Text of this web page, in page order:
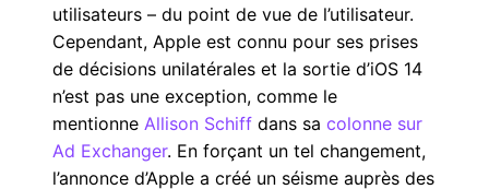
utilisateurs – du point de vue de l’utilisateur.
Cependant, Apple est connu pour ses prises
de décisions unilatérales et la sortie d’iOS 14
n’est pas une exception, comme le
mentionne Allison Schiff dans sa colonne sur
Ad Exchanger. En forçant un tel changement,
l’annonce d’Apple a créé un séisme auprès des